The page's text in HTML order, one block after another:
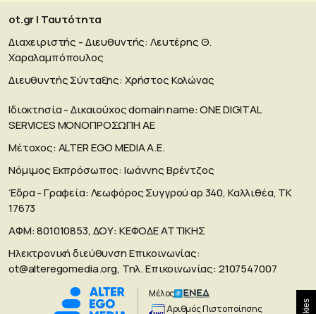
ot.gr | Ταυτότητα
Διαχειριστής - Διευθυντής: Λευτέρης Θ.
Χαραλαμπόπουλος
Διευθυντής Σύνταξης: Χρήστος Κολώνας
Ιδιοκτησία - Δικαιούχος domain name: ΟΝΕ DIGITAL
SERVICES MONOΠΡΟΣΩΠΗ ΑΕ
Μέτοχος: ALTER EGO MEDIA A.E.
Νόμιμος Εκπρόσωπος: Ιωάννης Βρέντζος
Έδρα - Γραφεία: Λεωφόρος Συγγρού αρ 340, Καλλιθέα, ΤΚ
17673
ΑΦΜ: 801010853, ΔΟΥ: ΚΕΦΟΔΕ ΑΤΤΙΚΗΣ
Ηλεκτρονική διεύθυνση Επικοινωνίας:
ot@alteregomedia.org, Τηλ. Επικοινωνίας: 2107547007
Μέλος
Aριθμός Πιστοποίησης